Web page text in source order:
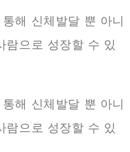
해 신체발달 뿐 아니
람으로 성장할 수 있
해 신체발달 뿐 아니
람으로 성장할 수 있